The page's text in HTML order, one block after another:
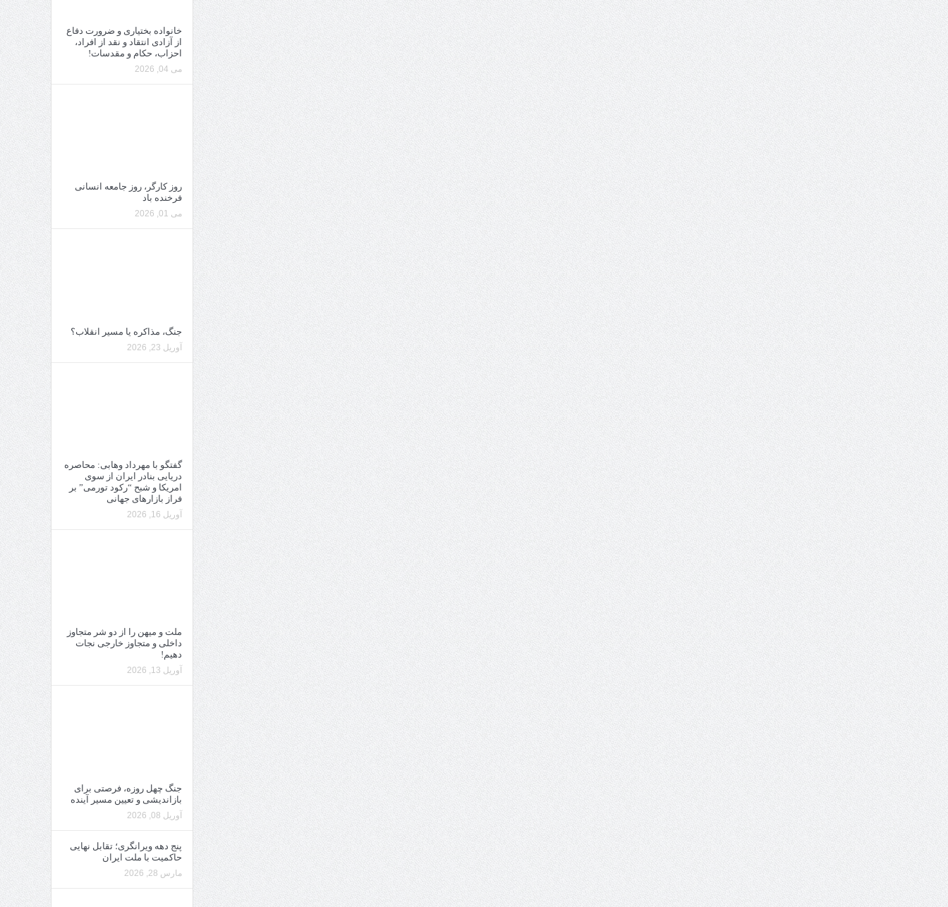
خانواده بختیاری و ضرورت دفاع
از آزادی انتقاد و نقد از افراد،
احزاب، حکام و مقدسات!
می 04, 2026
روز کارگر، روز جامعه انسانی
فرخنده باد
می 01, 2026
جنگ، مذاکره یا مسیر انقلاب؟
آوریل 23, 2026
گفتگو با مهرداد وهابی: محاصره
دریایی بنادر ایران از سوی
امریکا و شبح “رکود تورمی” بر
فراز بازارهای جهانی
آوریل 16, 2026
ملت و میهن را از دو شر متجاوز
داخلی و متجاوز خارجی نجات
دهیم!
آوریل 13, 2026
جنگ چهل روزه، فرصتی برای
بازاندیشی و تعیین مسیر آینده
آوریل 08, 2026
پنج دهه ویرانگری؛ تقابل نهایی
حاکمیت با ملت ایران
مارس 28, 2026